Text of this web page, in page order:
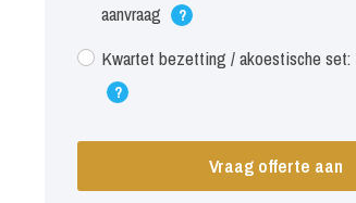
aanvraag
?
Kwartet bezetting / akoestische set:
?
Vraag offerte aan